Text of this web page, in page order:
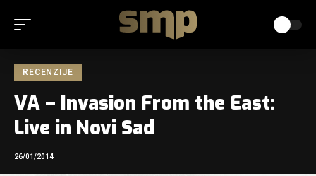
RECENZIJE
VA – Invasion From the East:
Live in Novi Sad
26/01/2014